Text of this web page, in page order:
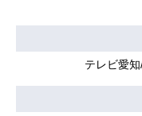
テレビ愛